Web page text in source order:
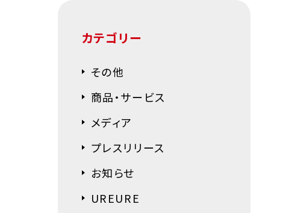
カテゴリー
その他
商品・サービス
メディア
プレスリリース
お知らせ
UREURE